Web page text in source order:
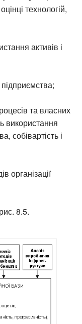
технологій,
активів і
та власних
використання
собівартість і
організації
8.5.